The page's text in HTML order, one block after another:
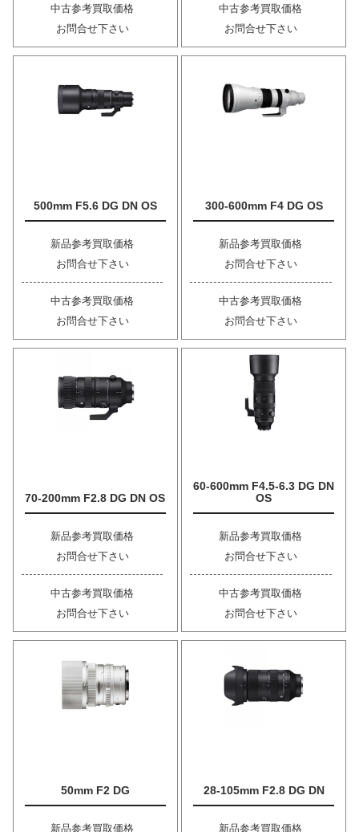
中古参考買取価格
お問合せ下さい
中古参考買取価格
お問合せ下さい
500mm F5.6 DG DN OS
新品参考買取価格
お問合せ下さい
中古参考買取価格
お問合せ下さい
300-600mm F4 DG OS
新品参考買取価格
お問合せ下さい
中古参考買取価格
お問合せ下さい
70-200mm F2.8 DG DN OS
新品参考買取価格
お問合せ下さい
中古参考買取価格
お問合せ下さい
60-600mm F4.5-6.3 DG DN
OS
新品参考買取価格
お問合せ下さい
中古参考買取価格
お問合せ下さい
50mm F2 DG
新品参考買取価格
28-105mm F2.8 DG DN
新品参考買取価格